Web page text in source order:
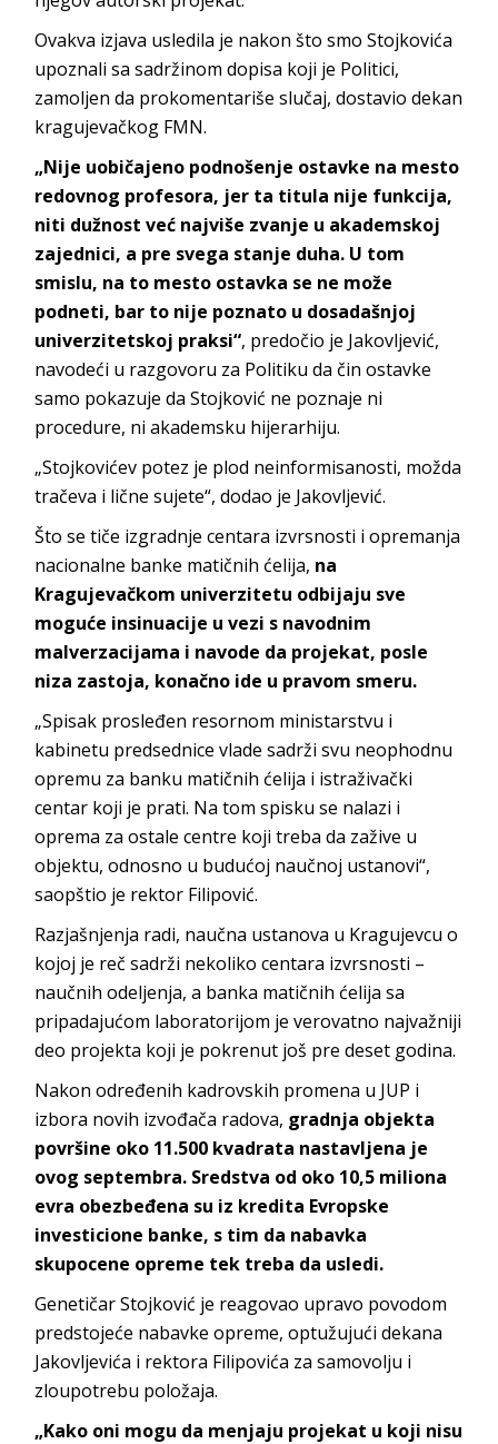
Ovakva izjava usledila je nakon što smo Stojkovića
upoznali sa sadržinom dopisa koji je Politici,
zamoljen da prokomentariše slučaj, dostavio dekan
kragujevačkog FMN.
„Nije uobičajeno podnošenje ostavke na mesto
redovnog profesora, jer ta titula nije funkcija,
niti dužnost već najviše zvanje u akademskoj
zajednici, a pre svega stanje duha. U tom
smislu, na to mesto ostavka se ne može
podneti, bar to nije poznato u dosadašnjoj
univerzitetskoj praksi“, predočio je Jakovljević,
navodeći u razgovoru za Politiku da čin ostavke
samo pokazuje da Stojković ne poznaje ni
procedure, ni akademsku hijerarhiju.
„Stojkovićev potez je plod neinformisanosti, možda
tračeva i lične sujete“, dodao je Jakovljević.
Što se tiče izgradnje centara izvrsnosti i opremanja
nacionalne banke matičnih ćelija, na
Kragujevačkom univerzitetu odbijaju sve
moguće insinuacije u vezi s navodnim
malverzacijama i navode da projekat, posle
niza zastoja, konačno ide u pravom smeru.
„Spisak prosleđen resornom ministarstvu i
kabinetu predsednice vlade sadrži svu neophodnu
opremu za banku matičnih ćelija i istraživački
centar koji je prati. Na tom spisku se nalazi i
oprema za ostale centre koji treba da zažive u
objektu, odnosno u budućoj naučnoj ustanovi“,
saopštio je rektor Filipović.
Razjašnjenja radi, naučna ustanova u Kragujevcu o
kojoj je reč sadrži nekoliko centara izvrsnosti –
naučnih odeljenja, a banka matičnih ćelija sa
pripadajućom laboratorijom je verovatno najvažniji
deo projekta koji je pokrenut još pre deset godina.
Nakon određenih kadrovskih promena u JUP i
izbora novih izvođača radova, gradnja objekta
površine oko 11.500 kvadrata nastavljena je
ovog septembra. Sredstva od oko 10,5 miliona
evra obezbeđena su iz kredita Evropske
investicione banke, s tim da nabavka
skupocene opreme tek treba da usledi.
Genetičar Stojković je reagovao upravo povodom
predstojeće nabavke opreme, optužujući dekana
Jakovljevića i rektora Filipovića za samovolju i
zloupotrebu položaja.
„Kako oni mogu da menjaju projekat u koji nisu